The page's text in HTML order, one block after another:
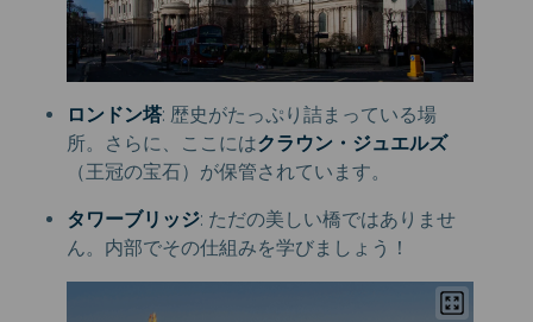
ロンドン塔: 歴史がたっぷり詰まっている場
所。さらに、ここにはクラウン・ジュエルズ
（王冠の宝石）が保管されています。
タワーブリッジ: ただの美しい橋ではありませ
ん。内部でその仕組みを学びましょう！